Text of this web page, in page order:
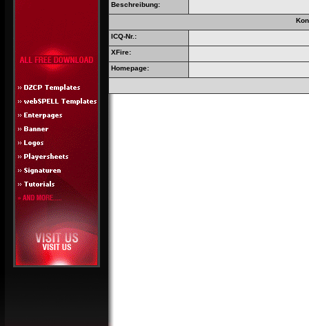
Beschreibung:
ICQ-Nr.:
XFire:
Homepage: